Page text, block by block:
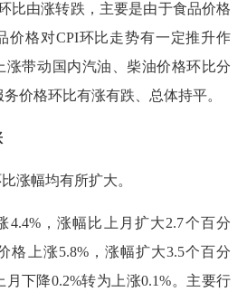
比由涨转跌，主要是由于食品价格
价格对CPI环比走势有一定推升作
涨带动国内汽油、柴油价格环比分
价格环比有涨有跌、总体持平。
涨幅均有所扩大。
4.4%，涨幅比上月扩大2.7个百分
格上涨5.8%，涨幅扩大3.5个百分
下降0.2%转为上涨0.1%。主要行